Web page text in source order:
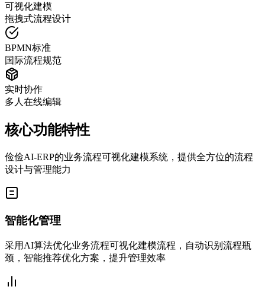
可视化建模
拖拽式流程设计
BPMN标准
国际流程规范
实时协作
多人在线编辑
核心功能特性
俭俭AI-ERP的业务流程可视化建模系统，提供全方位的流程
设计与管理能力
智能化管理
采用AI算法优化业务流程可视化建模流程，自动识别流程瓶
颈，智能推荐优化方案，提升管理效率